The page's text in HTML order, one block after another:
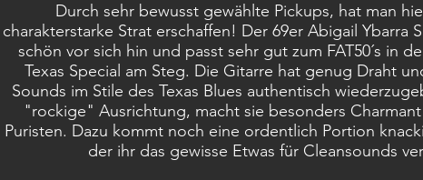
Durch sehr bewusst gewählte Pickups, hat man
charakterstarke Strat erschaffen! Der 69er Abigail Ybarra
schön vor sich hin und passt sehr gut zum FAT50´s in
Texas Special am Steg. Die Gitarre hat genug Draht
Sounds im Stile des Texas Blues authentisch
"rockige" Ausrichtung, macht sie besonders
Puristen. Dazu kommt noch eine ordentlich Portion
der ihr das gewisse Etwas für Cleansounds